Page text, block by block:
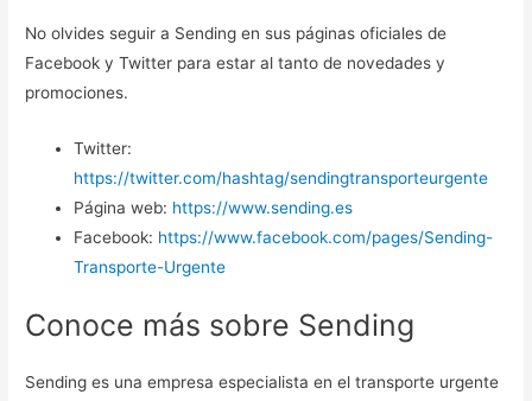
No olvides seguir a Sending en sus páginas oficiales de
Facebook y Twitter para estar al tanto de novedades y
promociones.
Twitter:
https://twitter.com/hashtag/sendingtransporteurgente
Página web: https://www.sending.es
Facebook: https://www.facebook.com/pages/Sending-
Transporte-Urgente
Conoce más sobre Sending
Sending es una empresa especialista en el transporte urgente